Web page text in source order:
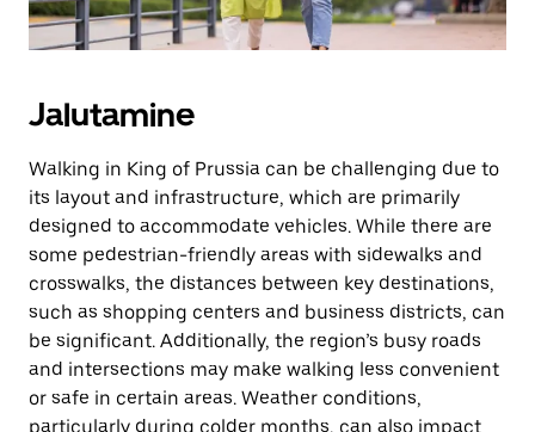
Jalutamine
Walking in King of Prussia can be challenging due to
its layout and infrastructure, which are primarily
designed to accommodate vehicles. While there are
some pedestrian-friendly areas with sidewalks and
crosswalks, the distances between key destinations,
such as shopping centers and business districts, can
be significant. Additionally, the region’s busy roads
and intersections may make walking less convenient
or safe in certain areas. Weather conditions,
particularly during colder months, can also impact